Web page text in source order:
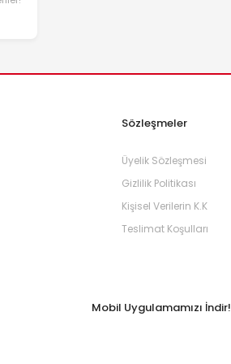
Sözleşmeler
Üyelik Sözleşmesi
Gizlilik Politikası
Kişisel Verilerin K.K
Teslimat Koşulları
Mobil Uygulamamızı İndir!